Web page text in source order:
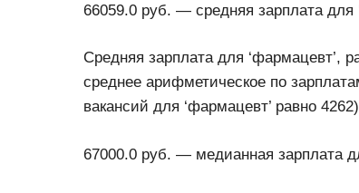
66059.0 руб. — средняя зарплата для
Средняя зарплата для ‘фармацевт’,
среднее арифметическое по
вакансий для ‘фармацевт’ равно
67000.0 руб. — медианная зарплата